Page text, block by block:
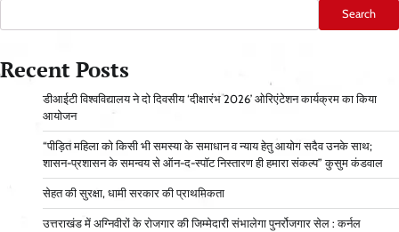
Search
Recent Posts
डीआईटी विश्वविद्यालय ने दो दिवसीय ‘दीक्षारंभ 2026’ ओरिएंटेशन कार्यक्रम का किया
आयोजन
“पीड़ित महिला को किसी भी समस्या के समाधान व न्याय हेतु आयोग सदैव उनके साथ;
शासन-प्रशासन के समन्वय से ऑन-द-स्पॉट निस्तारण ही हमारा संकल्प” कुसुम कंडवाल
सेहत की सुरक्षा, धामी सरकार की प्राथमिकता
उत्तराखंड में अग्निवीरों के रोजगार की जिम्मेदारी संभालेगा पुनर्रोजगार सेल : कर्नल